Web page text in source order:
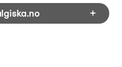
informasjon og